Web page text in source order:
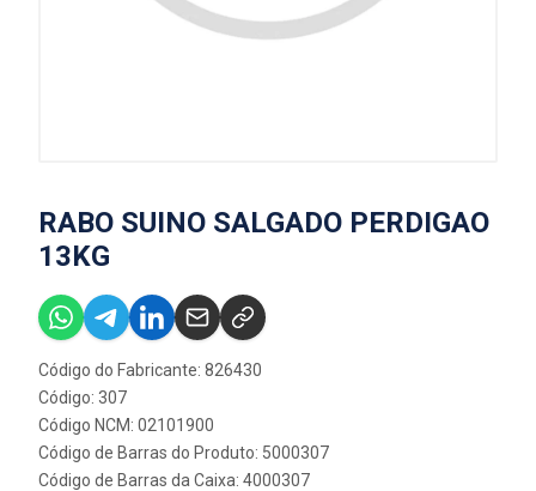
RABO SUINO SALGADO PERDIGAO
13KG
Código do Fabricante: 826430
Código: 307
Código NCM: 02101900
Código de Barras do Produto: 5000307
Código de Barras da Caixa: 4000307